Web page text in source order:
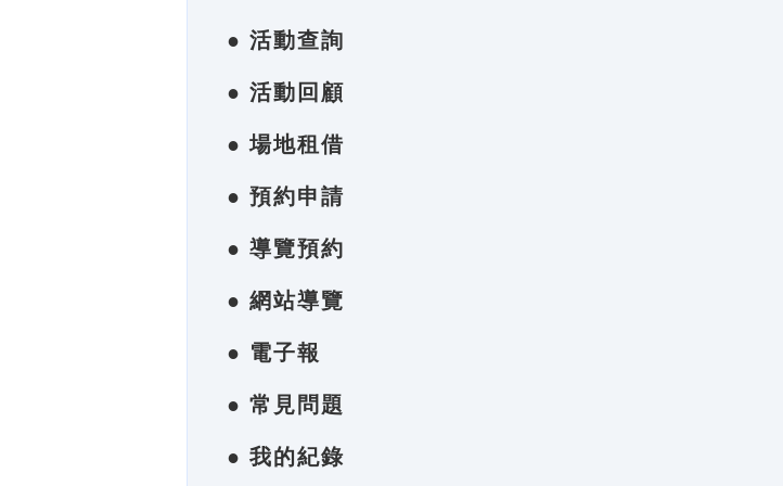
● 活動查詢
● 活動回顧
● 場地租借
● 預約申請
● 導覽預約
● 網站導覽
● 電子報
● 常見問題
● 我的紀錄